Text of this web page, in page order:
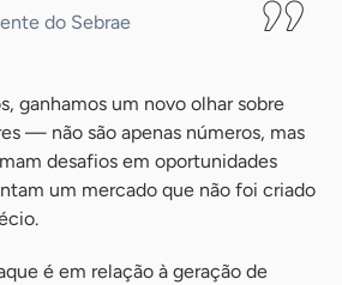
do Sebrae
ganhamos um novo olhar sobre
— não são apenas números, mas
desafios em oportunidades
um mercado que não foi criado
é em relação à geração de